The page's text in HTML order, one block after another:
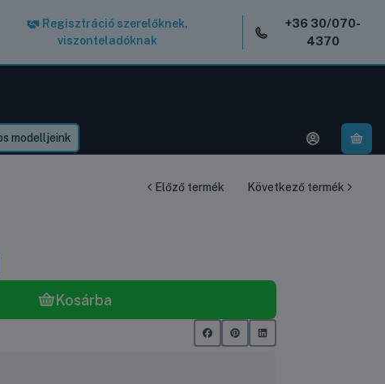
Regisztráció szerelőknek,
viszonteladóknak
+36 30/070-
4370
modelljeink
Előző termék Következő termék
Kosárba